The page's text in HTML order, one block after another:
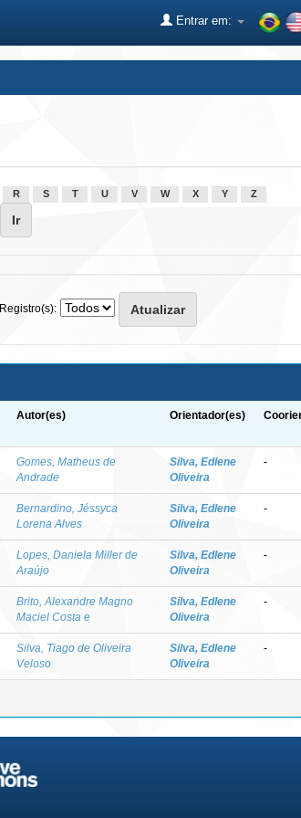
Entrar em:
R S T U V W X Y Z
Registro(s):
Autor(es) Orientador(es)
Gomes, Matheus de
Andrade
Silva, Edlene
Oliveira
-
Bernardino, Jéssyca
Lorena Alves
Silva, Edlene
Oliveira
-
Lopes, Daniela Miller de
Araújo
Silva, Edlene
Oliveira
-
Brito, Alexandre Magno
Maciel Costa e
Silva, Edlene
Oliveira
-
Silva, Tiago de Oliveira
Veloso
Silva, Edlene
Oliveira
-